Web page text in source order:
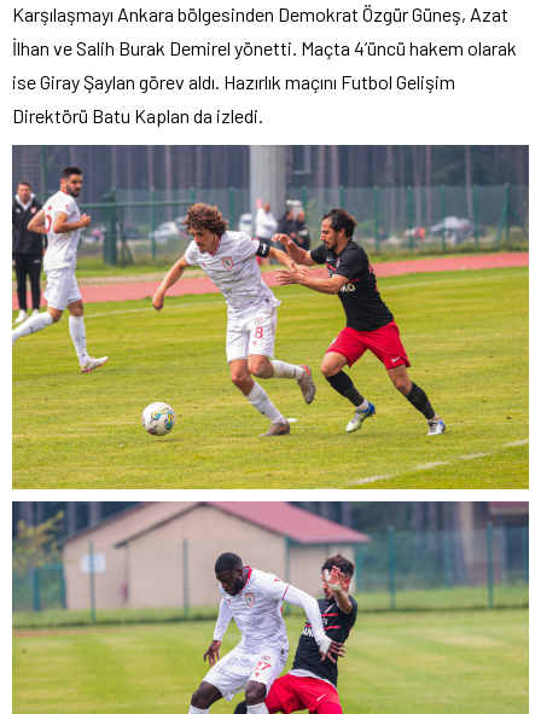
Karşılaşmayı Ankara bölgesinden Demokrat Özgür Güneş, Azat
İlhan ve Salih Burak Demirel yönetti. Maçta 4’üncü hakem olarak
ise Giray Şaylan görev aldı. Hazırlık maçını Futbol Gelişim
Direktörü Batu Kaplan da izledi.